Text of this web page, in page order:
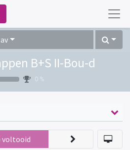
B+S II-Bou-d
0 %
voltooid